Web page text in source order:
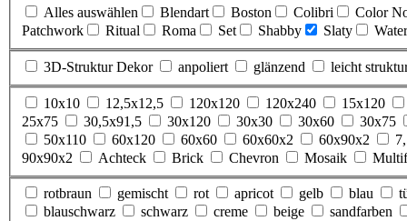
Alles auswählen Blendart Boston Colibri
Color
Patchwork
Ritual Roma Set Shabby Slaty
3D-Struktur Dekor anpoliert glänzend leicht
10x10 12,5x12,5 120x120 120x240
15x120
25x75
30,5x91,5 30x120 30x30 30x60
30x75
50x110
60x120 60x60 60x60x2 60x90x2
90x90x2
Achteck Brick Chevron Mosaik
rotbraun gemischt rot apricot gelb blau
blauschwarz
schwarz creme beige
sandfarben